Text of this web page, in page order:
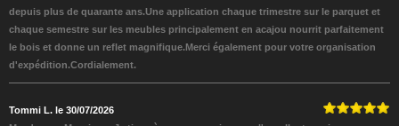
depuis plus de quarante ans.Une application chaque trimestre sur le parquet et
chaque semestre sur les meubles principalement en acajou nourrit parfaitement
le bois et donne un reflet magnifique.Merci également pour votre organisation
d'expédition.Cordialement.
Tommi L. le 30/07/2026